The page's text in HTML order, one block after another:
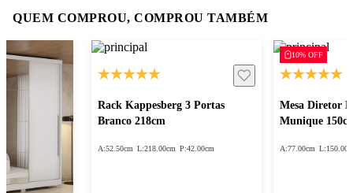
QUEM COMPROU, COMPROU TAMBÉM
Rack Kappesberg 3 Portas
Branco 218cm
A:52.50cm L:218.00cm P:42.00cm
10% OFF
Mesa Diretor
Munique
A:77.00cm L: